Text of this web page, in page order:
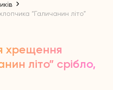
“Галичанин літо”
хрещення
літо” срібло,